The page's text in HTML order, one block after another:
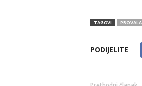
TAGOVI PROVALA
PODIJELITE